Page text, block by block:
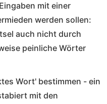
mit einer
werden sollen:
auch nicht durch
peinliche Wörter
Wort' bestimmen - ein
mit den